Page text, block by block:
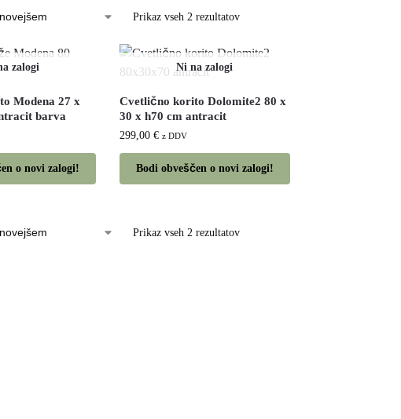
Prikaz vseh 2 rezultatov
Modena 27 x
barva
o novi zalogi!
Cvetlično korito Dolomite2 80 x
30 x h70 cm antracit
299,00 € z DDV
Bodi obveščen o novi zalogi!
Prikaz vseh 2 rezultatov